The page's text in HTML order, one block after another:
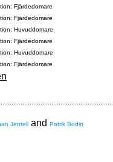
Fjärdedomare
Fjärdedomare
Huvuddomare
Fjärdedomare
Huvuddomare
Fjärdedomare
Jentell and Patrik Bodin